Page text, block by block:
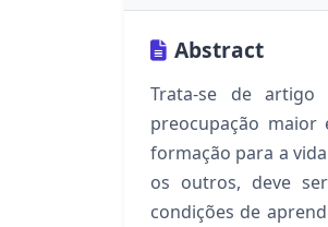
Abstract
Trata-se de artigo
preocupação
formação para a
os outros, deve
condições de